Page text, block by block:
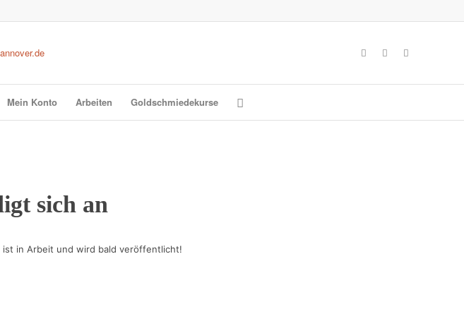
Mein Konto Arbeiten Goldschmiedekurse
sich an
in Arbeit und wird bald veröffentlicht!